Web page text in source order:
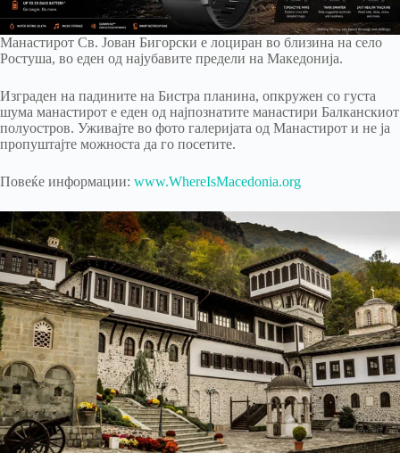
Манастирот Св. Јован Бигорски е лоциран во близина на село
Ростуша, во еден од најубавите предели на Македонија.
Изграден на падините на Бистра планина, опкружен со густа
шума манастирот е еден од најпознатите манастири Балканскиот
полуостров. Уживајте во фото галеријата од Манастирот и не ја
пропуштајте можноста да го посетите.
Повеќе информации: www.WhereIsMacedonia.org